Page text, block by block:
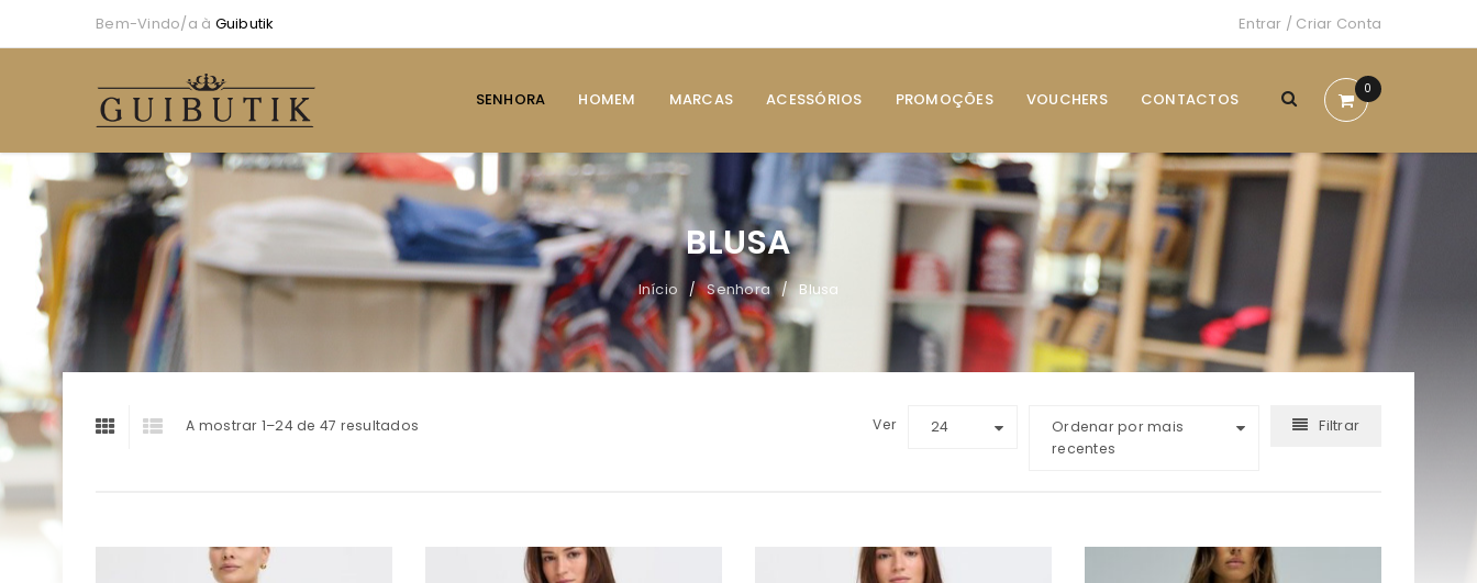
Bem-Vindo/a à Guibutik Entrar / Criar Conta
SENHORA HOMEM MARCAS ACESSÓRIOS PROMOÇÕES VOUCHERS CONTACTOS
0
BLUSA
Início / Senhora / Blusa
A mostrar 1–24 de 47 resultados Filtrar
Ordenar por mais
recentes
Ver 24